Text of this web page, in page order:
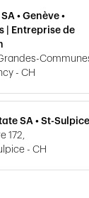
• Genève •
| Entreprise de
- CH
SA • St-Sulpice
172,
- CH